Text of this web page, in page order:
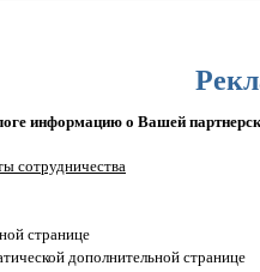
информацию о Вашей
сотрудничества
странице
дополнительной странице